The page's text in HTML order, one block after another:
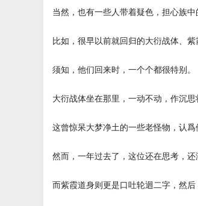
当然，也有一些人带着疑色，担心族中
比如，很早以前就回归的大衍战体、
须知，他们回来时，一个个都很特别。
大衍战体坐在那里，一动不动，作沉
这曾惊呆大梦净土的一些老怪物，认爲
然而，一年过去了，这位还在思考，还
而紫霞道身则更是口吐轮迴二字，然